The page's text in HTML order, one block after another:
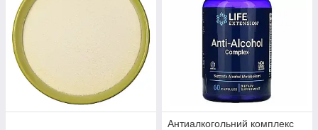
Антиалкогольний комплекс